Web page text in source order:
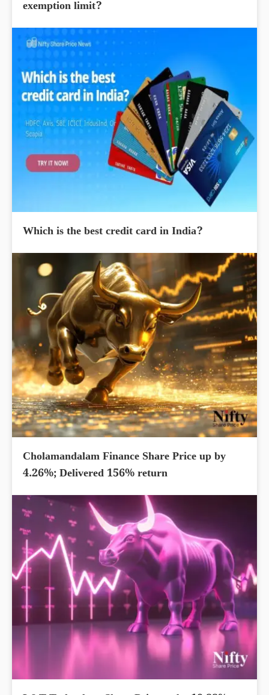
exemption limit?
Which is the best credit card in India?
Cholamandalam Finance Share Price up by
4.26%; Delivered 156% return